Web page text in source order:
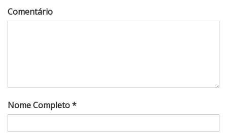
Comentário
Nome Completo *